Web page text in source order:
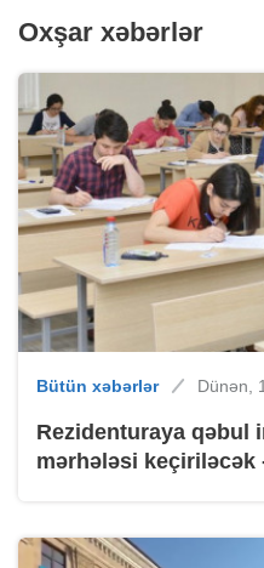
Oxşar xəbərlər
Bütün xəbərlər Dünən,
Rezidenturaya qəbul
mərhələsi keçiriləcək